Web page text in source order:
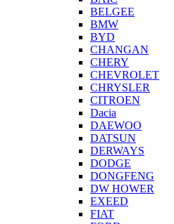
BELGEE
BMW
BYD
CHANGAN
CHERY
CHEVROLET
CHRYSLER
CITROEN
Dacia
DAEWOO
DATSUN
DERWAYS
DODGE
DONGFENG
DW HOWER
EXEED
FIAT